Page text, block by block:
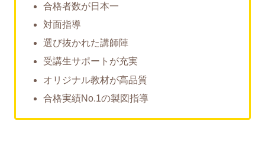
合格者数が日本一
対面指導
選び抜かれた講師陣
受講生サポートが充実
オリジナル教材が高品質
合格実績No.1の製図指導